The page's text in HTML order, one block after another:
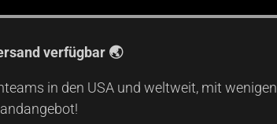
verfügbar 🌏
in den USA und weltweit, mit wenigen